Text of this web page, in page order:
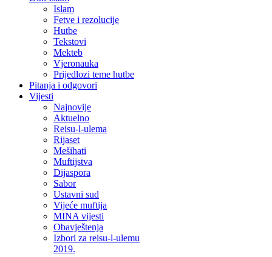
Islam
Fetve i rezolucije
Hutbe
Tekstovi
Mekteb
Vjeronauka
Prijedlozi teme hutbe
Pitanja i odgovori
Vijesti
Najnovije
Aktuelno
Reisu-l-ulema
Rijaset
Mešihati
Muftijstva
Dijaspora
Sabor
Ustavni sud
Vijeće muftija
MINA vijesti
Obavještenja
Izbori za reisu-l-ulemu
2019.